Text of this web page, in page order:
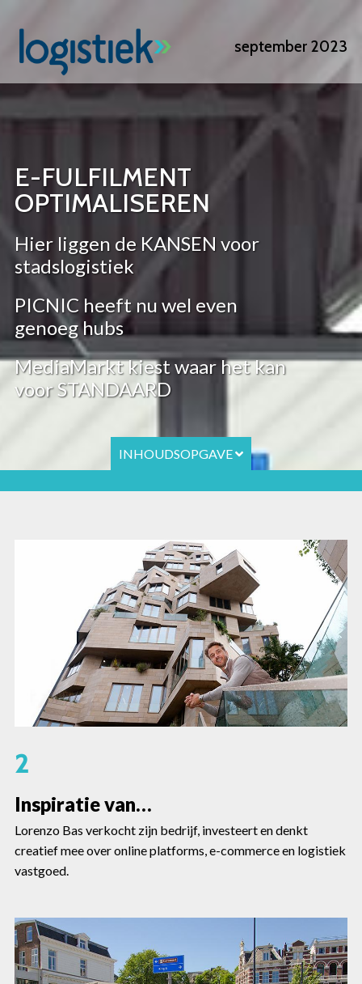
en
naar
inhoud
gaan
september 2023
E-FULFILMENT
OPTIMALISEREN
Hier liggen de KANSEN voor
stadslogistiek
PICNIC heeft nu wel even
genoeg hubs
MediaMarkt kiest waar het kan
voor STANDAARD
INHOUDSOPGAVE
2
Inspiratie van…
Lorenzo Bas verkocht zijn bedrijf, investeert en denkt
creatief mee over online platforms, e-commerce en logistiek
vastgoed.